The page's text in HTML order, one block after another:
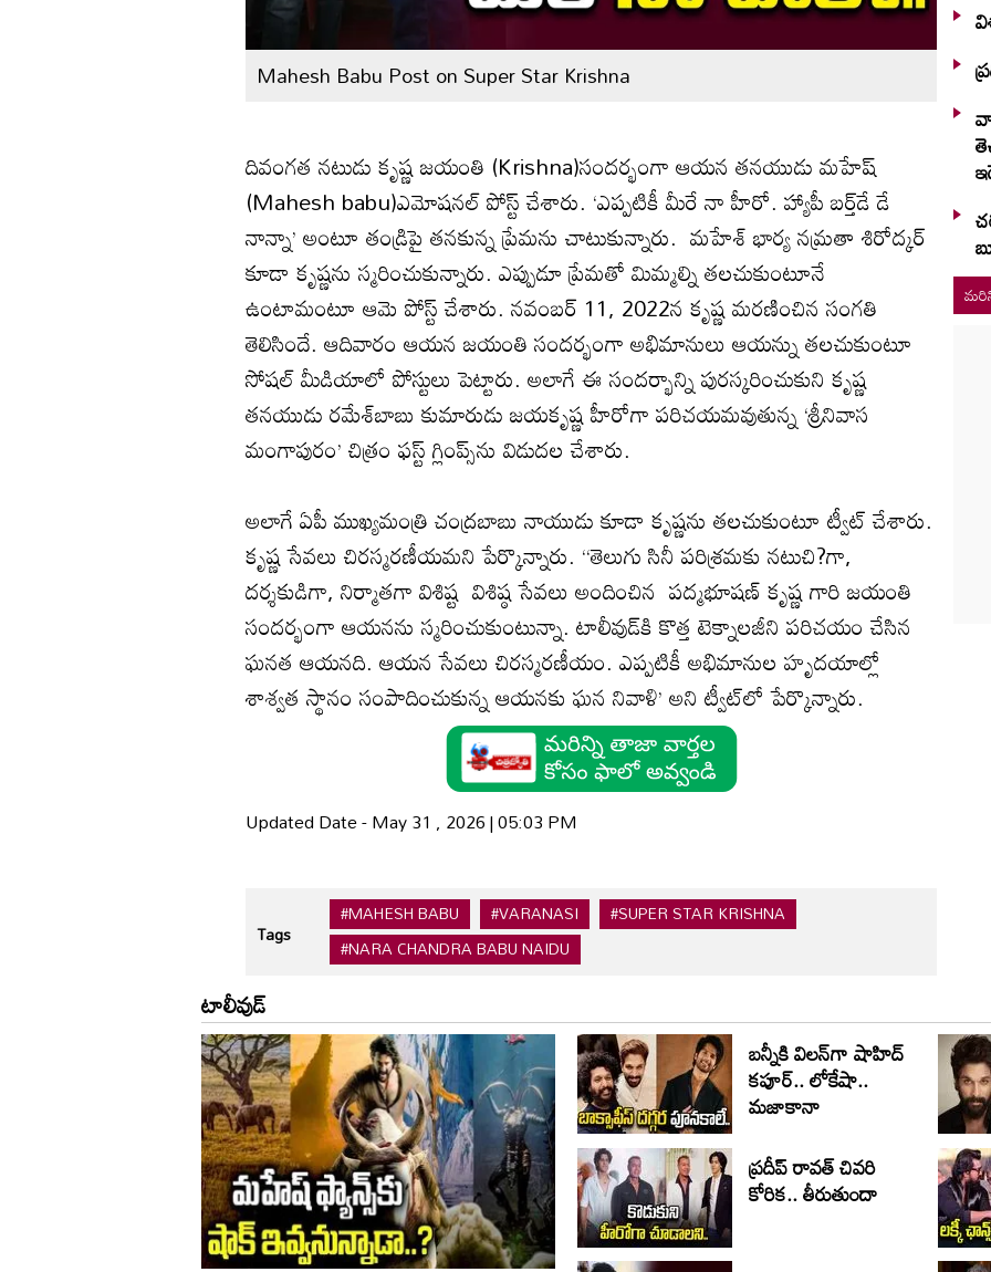
Mahesh Babu Post on Super Star Krishna
దివంగత నటుడు కృష్ణ జయంతి (Krishna)సందర్భంగా ఆయన తనయుడు మహేష్‌
(Mahesh babu)ఎమోషనల్‌ పోస్ట్‌ చేశారు. ‘ఎప్పటికీ మీరే నా హీరో. హ్యాపీ బర్త్‌డే డే
నాన్నా’ అంటూ తండ్రిపై తనకున్న ప్రేమను చాటుకున్నారు. మహేశ్‌ భార్య నమ్రతా శిరోద్కర్‌
కూడా కృష్ణను స్మరించుకున్నారు. ఎప్పుడూ ప్రేమతో మిమ్మల్ని తలచుకుంటూనే
ఉంటామంటూ ఆమె పోస్ట్‌ చేశారు. నవంబర్‌ 11, 2022న కృష్ణ మరణించిన సంగతి
తెలిసిందే. ఆదివారం ఆయన జయంతి సందర్భంగా అభిమానులు ఆయన్ను తలచుకుంటూ
సోషల్‌ మీడియాలో పోస్టులు పెట్టారు. అలాగే ఈ సందర్భాన్ని పురస్కరించుకుని కృష్ణ
తనయుడు రమేశ్‌బాబు కుమారుడు జయకృష్ణ హీరోగా పరిచయమవుతున్న ‘శ్రీనివాస
మంగాపురం’ చిత్రం ఫస్ట్‌ గ్లింప్స్‌ను విడుదల చేశారు.
అలాగే ఏపీ ముఖ్యమంత్రి చంద్రబాబు నాయుడు కూడా కృష్ణను తలచుకుంటూ ట్వీట్‌ చేశారు.
కృష్ణ సేవలు చిరస్మరణీయమని పేర్కొన్నారు. ‘‘తెలుగు సినీ పరిశ్రమకు నటుచి?గా,
దర్శకుడిగా, నిర్మాతగా విశిష్ట విశిష్ఠ సేవలు అందించిన పద్మభూషణ్‌ కృష్ణ గారి జయంతి
సందర్భంగా ఆయనను స్మరించుకుంటున్నా. టాలీవుడ్‌కి కొత్త టెక్నాలజీని పరిచయం చేసిన
ఘనత ఆయనది. ఆయన సేవలు చిరస్మరణీయం. ఎప్పటికీ అభిమానుల హృదయాల్లో
శాశ్వత స్థానం సంపాదించుకున్న ఆయనకు ఘన నివాళి’ అని ట్వీట్‌లో పేర్కొన్నారు.
Updated Date - May 31 , 2026 | 05:03 PM
Tags
#MAHESH BABU #VARANASI
#SUPER STAR KRISHNA
#NARA CHANDRA BABU NAIDU
టాలీవుడ్
బన్నీకి విలన్‌గా షాహిద్
కపూర్.. లోకేషా..
మజాకానా
ప్రదీప్ రావత్ చివరి
కోరిక.. తీరుతుందా